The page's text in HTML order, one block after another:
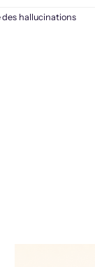
hallucinations